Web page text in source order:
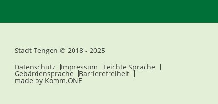
Stadt Tengen © 2018 - 2025
Datenschutz
Impressum Leichte Sprache
Gebärdensprache Barrierefreiheit
made by Komm.ONE